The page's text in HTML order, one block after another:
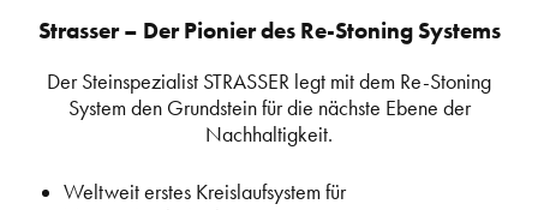
Strasser – Der Pionier des Re-Stoning Systems
Der Steinspezialist STRASSER legt mit dem Re-Stoning
System den Grundstein für die nächste Ebene der
Nachhaltigkeit.
Weltweit erstes Kreislaufsystem für